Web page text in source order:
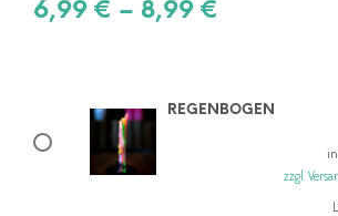
6,99 € – 8,99 €
REGENBOGEN
zzgl.